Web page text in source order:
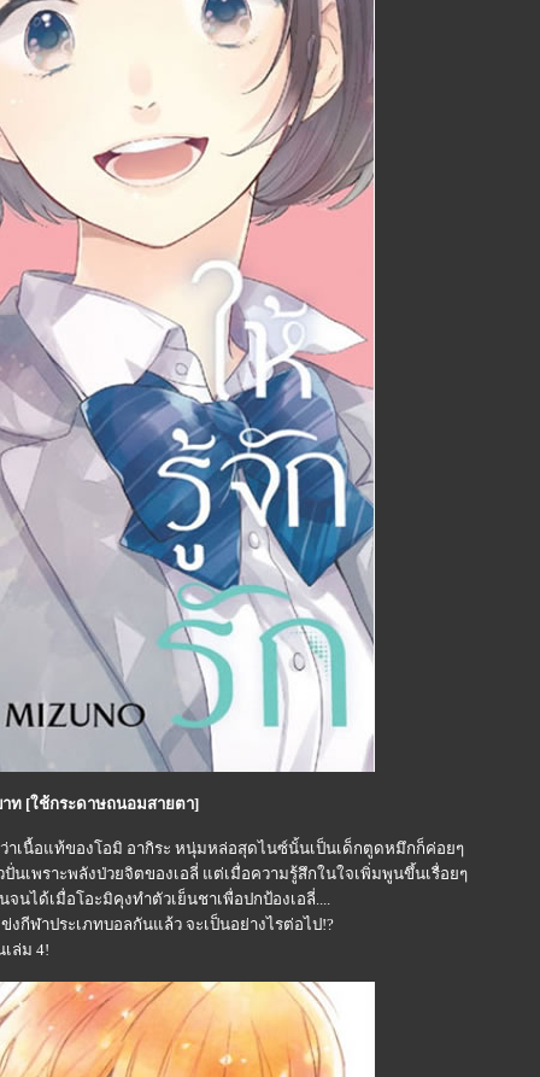
าท [ใช้กระดาษถนอมสายตา]
าเนื้อแท้ของโอมิ อากิระ หนุ่มหล่อสุดไนซ์นั้นเป็นเด็กตูดหมึกก็ค่อยๆ
นเพราะพลังป่วยจิตของเอลี่ แต่เมื่อความรู้สึกในใจเพิ่มพูนขึ้นเรื่อยๆ
ได้เมื่อโอะมิคุงทำตัวเย็นชาเพื่อปกป้องเอลี่....
กีฬาประเภทบอลกันแล้ว จะเป็นอย่างไรต่อไป!?
ล่ม 4!